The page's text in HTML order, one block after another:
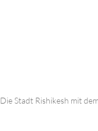
Die Stadt Rishikesh mit